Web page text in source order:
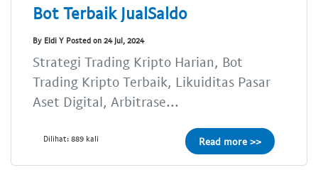
Bot Terbaik JualSaldo
By Eldi Y Posted on 24 Jul, 2024
Strategi Trading Kripto Harian, Bot
Trading Kripto Terbaik, Likuiditas Pasar
Aset Digital, Arbitrase...
Dilihat: 889 kali Read more >>